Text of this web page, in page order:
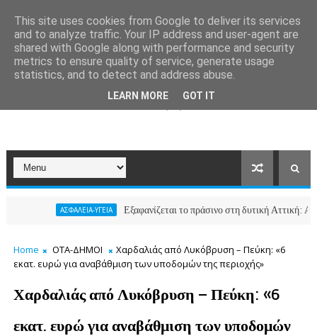
Εξαφανίζεται το πράσινο στη δυτική Αττική: Από το 2018
Home ΟΤΑ-ΔΗΜΟΙ
Χαρδαλιάς από Λυκόβρυση – Πεύκη: «6
εκατ. ευρώ για αναβάθμιση των υποδομών της περιοχής»
Χαρδαλιάς από Λυκόβρυση – Πεύκη: «6
εκατ. ευρώ για αναβάθμιση των υποδομών
This site uses cookies from Google to deliver its services
and to analyze traffic. Your IP address and user-agent are
shared with Google along with performance and security
metrics to ensure quality of service, generate usage
statistics, and to detect and address abuse.
LEARN MORE GOT IT